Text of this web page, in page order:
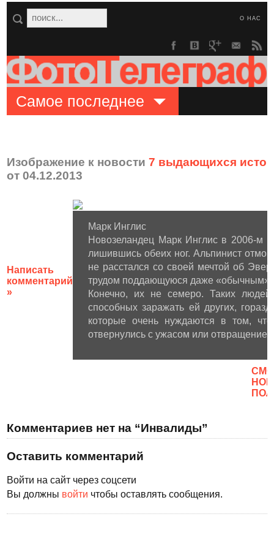
О НАС
Самое последнее
Изображение к новости7 выдающихся
от 04.12.2013
Написать
комментарий
»
Марк Инглис
Новозеландец Марк Инглис в 2006-м
лишившись обеих ног. Альпинист
не расстался со своей мечтой об
трудом поддающуюся даже «обычным»
Конечно, их не семеро. Таких
способных заражать ей других,
которые очень нуждаются в том,
отвернулись с ужасом или
Комментариев нет на “Инвалиды”
Оставить комментарий
Войти на сайт через соцсети
Вы должны войти чтобы оставлять сообщения.